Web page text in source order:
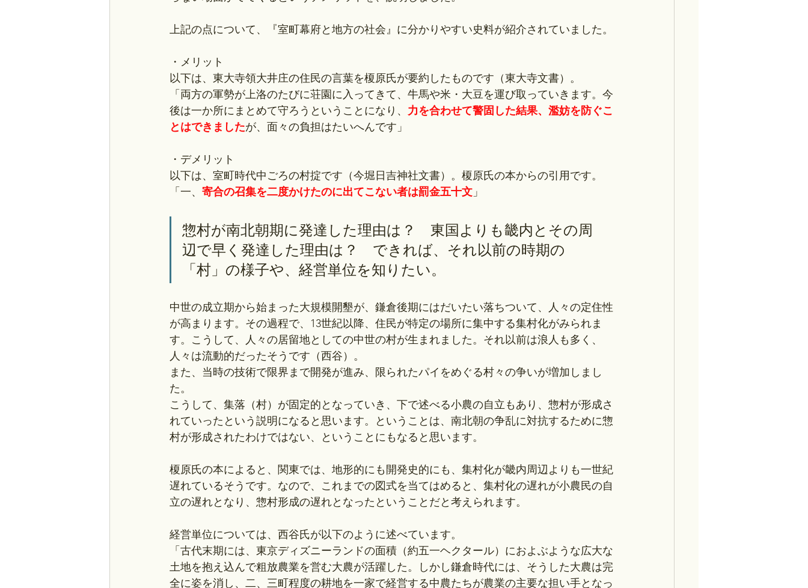
上記の点について、『室町幕府と地方の社会』に分かりやすい史料が紹介されていました。
・メリット
以下は、東大寺領大井庄の住民の言葉を榎原氏が要約したものです（東大寺文書）。
「両方の軍勢が上洛のたびに荘園に入ってきて、牛馬や米・大豆を運び取っていきます。今
後は一か所にまとめて守ろうということになり、 力を合わせて警固した結果、濫妨を防ぐこ
とはできましたが、面々の負担はたいへんです」
・デメリット
以下は、室町時代中ごろの村掟です（今堀日吉神社文書）。榎原氏の本からの引用です。
「一、 寄合の召集を二度かけたのに出てこない者は罰金五十文 」
惣村が南北朝期に発達した理由は？　東国よりも畿内とその周
辺で早く発達した理由は？　できれば、それ以前の時期の
「村」の様子や、経営単位を知りたい。
中世の成立期から始まった大規模開墾が、鎌倉後期にはだいたい落ちついて、人々の定住性
が高まります。その過程で、13世紀以降、住民が特定の場所に集中する集村化がみられま
す。こうして、人々の居留地としての中世の村が生まれました。それ以前は浪人も多く、
人々は流動的だったそうです（西谷）。
また、当時の技術で限界まで開発が進み、限られたパイをめぐる村々の争いが増加しまし
た。
こうして、集落（村）が固定的となっていき、下で述べる小農の自立もあり、惣村が形成さ
れていったという説明になると思います。ということは、南北朝の争乱に対抗するために惣
村が形成されたわけではない、ということにもなると思います。
榎原氏の本によると、関東では、地形的にも開発史的にも、集村化が畿内周辺よりも一世紀
遅れているそうです。なので、これまでの図式を当てはめると、集村化の遅れが小農民の自
立の遅れとなり、惣村形成の遅れとなったということだと考えられます。
経営単位については、西谷氏が以下のように述べています。
「古代末期には、東京ディズニーランドの面積（約五一ヘクタール）におよぶような広大な
土地を抱え込んで粗放農業を営む大農が活躍した。しかし鎌倉時代には、そうした大農は完
全に姿を消し、二、三町程度の耕地を一家で経営する中農たちが農業の主要な担い手となっ